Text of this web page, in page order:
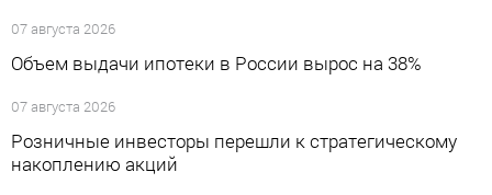
07 августа 2026
Объем выдачи ипотеки в России вырос на 38%
07 августа 2026
Розничные инвесторы перешли к стратегическому
накоплению акций